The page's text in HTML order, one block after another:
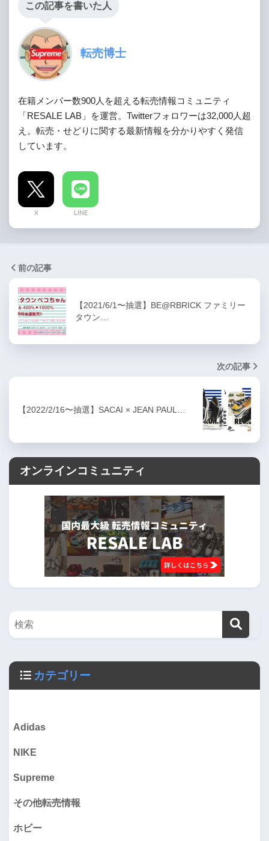
この記事を書いた人
転売博士
在籍メンバー数900人を超える転売情報コミュニティ
「RESALE LAB」を運営。Twitterフォロワーは32,000人超
え。転売・せどりに関する最新情報を分かりやすく発信
しています。
X LINE
前の記事
【2021/6/1〜抽選】BE@RBRICK ファミリー
タウン…
次の記事
【2022/2/16〜抽選】SACAI × JEAN PAUL…
オンラインコミュニティ
カテゴリー
Adidas
NIKE
Supreme
その他転売情報
ホビー